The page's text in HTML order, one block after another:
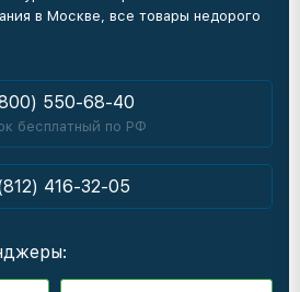
в Москве, все товары недорого
550-68-40
бесплатный по РФ
416-32-05